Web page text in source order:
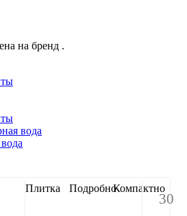
на бренд .
вода
Плитка ПодробноКомпактно
30